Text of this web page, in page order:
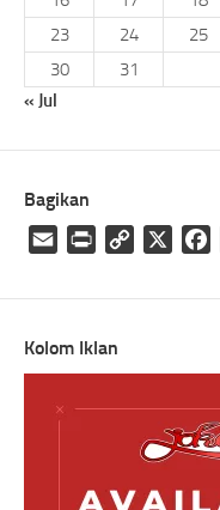
23
24 25
30
31
« Jul
Bagikan
Email
Print
Copy
Kolom Iklan